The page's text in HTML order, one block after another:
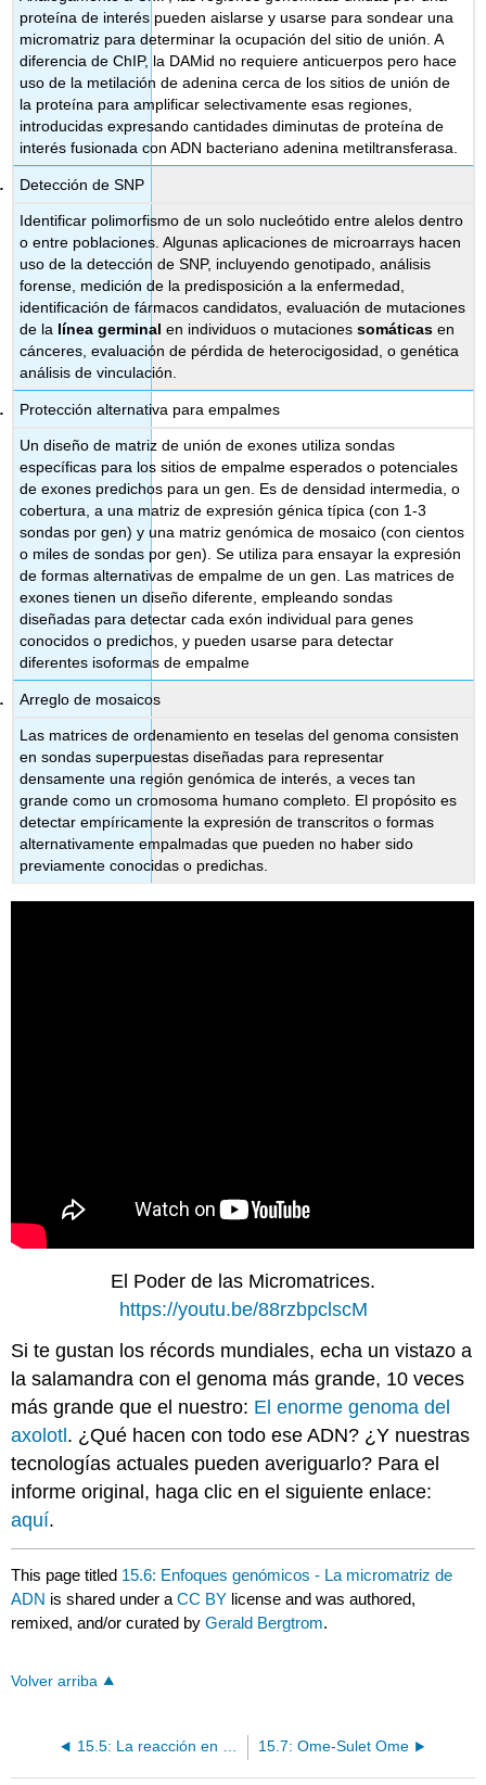
proteína de interés pueden aislarse y usarse para sondear una
micromatriz para determinar la ocupación del sitio de unión. A
diferencia de ChIP, la DAMid no requiere anticuerpos pero hace
uso de la metilación de adenina cerca de los sitios de unión de
la proteína para amplificar selectivamente esas regiones,
introducidas expresando cantidades diminutas de proteína de
interés fusionada con ADN bacteriano adenina metiltransferasa.
Detección de SNP
Identificar polimorfismo de un solo nucleótido entre alelos dentro
o entre poblaciones. Algunas aplicaciones de microarrays hacen
uso de la detección de SNP, incluyendo genotipado, análisis
forense, medición de la predisposición a la enfermedad,
identificación de fármacos candidatos, evaluación de mutaciones
de la línea germinal en individuos o mutacionessomáticas en
cánceres, evaluación de pérdida de heterocigosidad, o genética
análisis de vinculación.
Protección alternativa para empalmes
Un diseño de matriz de unión de exones utiliza sondas
específicas para los sitios de empalme esperados o potenciales
de exones predichos para un gen. Es de densidad intermedia, o
cobertura, a una matriz de expresión génica típica (con 1-3
sondas por gen) y una matriz genómica de mosaico (con cientos
o miles de sondas por gen). Se utiliza para ensayar la expresión
de formas alternativas de empalme de un gen. Las matrices de
exones tienen un diseño diferente, empleando sondas
diseñadas para detectar cada exón individual para genes
conocidos o predichos, y pueden usarse para detectar
diferentes isoformas de empalme
Arreglo de mosaicos
Las matrices de ordenamiento en teselas del genoma consisten
en sondas superpuestas diseñadas para representar
densamente una región genómica de interés, a veces tan
grande como un cromosoma humano completo. El propósito es
detectar empíricamente la expresión de transcritos o formas
alternativamente empalmadas que pueden no haber sido
previamente conocidas o predichas.
El Poder de las Micromatrices.
https://youtu.be/88rzbpclscM
Si te gustan los récords mundiales, echa un vistazo a
la salamandra con el genoma más grande, 10 veces
más grande que el nuestro: El enorme genoma del
axolotl . ¿Qué hacen con todo ese ADN? ¿Y nuestras
tecnologías actuales pueden averiguarlo? Para el
informe original, haga clic en el siguiente enlace:
aquí.
This page titled 15.6: Enfoques genómicos - La micromatriz de
ADN is shared under aCC BY license and was authored,
remixed, and/or curated byGerald Bergtrom.
Volver arriba
15.5: La reacción en cadena de la polimerasa (PCR) 15.7: Ome-Sulet Ome